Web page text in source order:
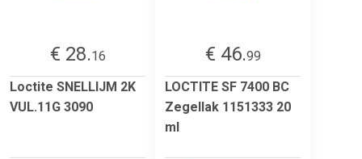
€ 28.16
Loctite SNELLIJM 2K
VUL.11G 3090
€ 46.99
LOCTITE SF 7400 BC
Zegellak 1151333 20
ml